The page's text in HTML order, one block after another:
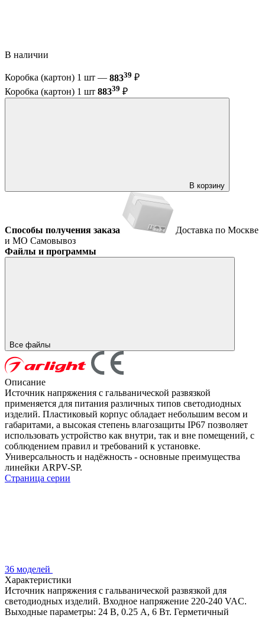
В наличии
Коробка (картон) 1 шт — 88339 ₽
Коробка (картон) 1 шт 88339 ₽
В корзину
Способы получения заказа
Доставка по Москве
и МО Самовывоз
Файлы и программы
Все файлы
Описание
Источник напряжения с гальванической развязкой
применяется для питания различных типов светодиодных
изделий. Пластиковый корпус обладает небольшим весом и
габаритами, а высокая степень влагозащиты IP67 позволяет
использовать устройство как внутри, так и вне помещений, с
соблюдением правил и требований к установке.
Универсальность и надёжность - основные преимущества
линейки ARPV-SP.
Страница серии
36 моделей
Характеристики
Источник напряжения с гальванической развязкой для
светодиодных изделий. Входное напряжение 220-240 VAC.
Выходные параметры: 24 В, 0.25 А, 6 Вт. Герметичный